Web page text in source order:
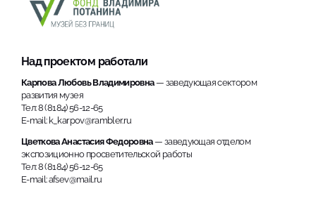
Над проектом работали
Карпова Любовь Владимировна— заведующая сектором
развития музея
Тел: 8 (8184) 56-12-65
E-mail: k_karpov@rambler.ru
Цветкова Анастасия Федоровна— заведующая отделом
экспозиционно просветительской работы
Тел: 8 (8184) 56-12-65
E-mail: afsev@mail.ru